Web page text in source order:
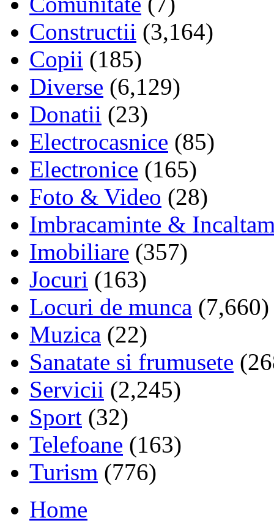
Constructii (3,164)
Copii (185)
Diverse (6,129)
Donatii (23)
Electrocasnice (85)
Electronice (165)
Foto & Video (28)
Imbracaminte &
Imobiliare (357)
Jocuri (163)
Locuri de munca (7,660)
Muzica (22)
Sanatate si frumusete
Servicii (2,245)
Sport (32)
Telefoane (163)
Turism (776)
Home